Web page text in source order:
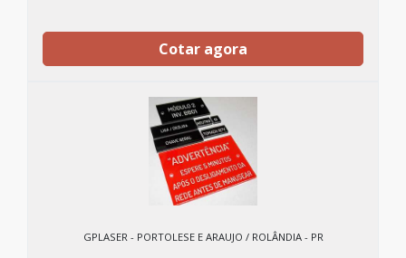
Cotar agora
GPLASER - PORTOLESE E ARAUJO / ROLÂNDIA - PR